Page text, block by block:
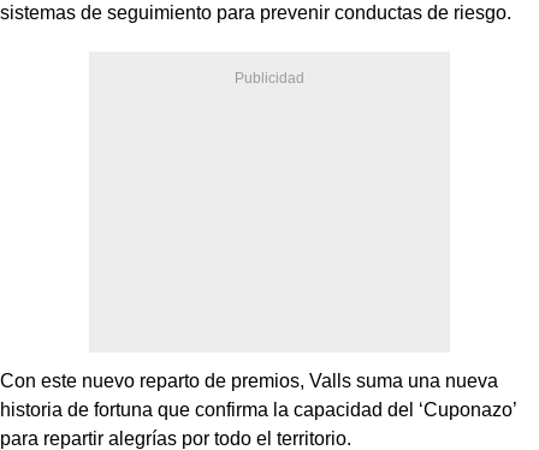
sistemas de seguimiento para prevenir conductas de riesgo.
Con este nuevo reparto de premios, Valls suma una nueva
historia de fortuna que confirma la capacidad del ‘Cuponazo’
para repartir alegrías por todo el territorio.